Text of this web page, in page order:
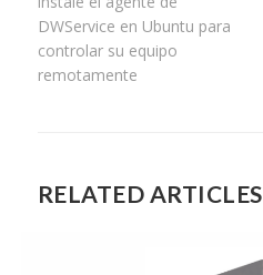
entradas
DWService en Ubuntu para
controlar su equipo
remotamente
RELATED ARTICLES